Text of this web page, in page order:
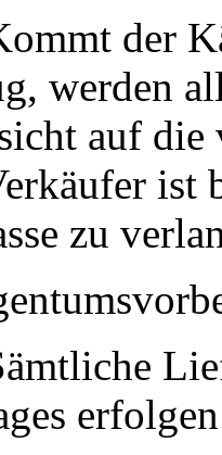
der
werden
auf die
ist
zu